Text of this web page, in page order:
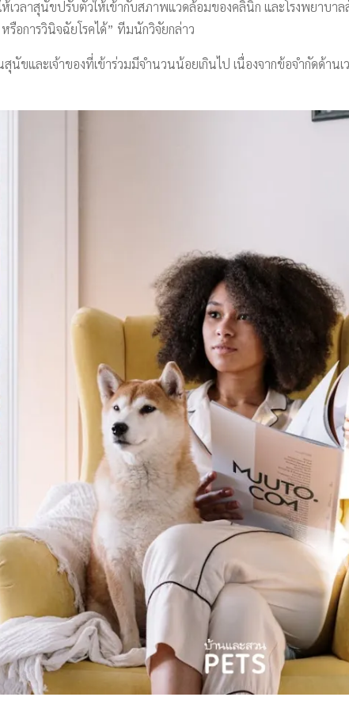
เวลาสุนัขปรับตัวให้เข้ากับสภาพแวดล้อมของคลินิก และโรงพยาบ
รือการวินิจฉัยโรคได้” ทีมนักวิจัยกล่าว
นัขและเจ้าของที่เข้าร่วมมีจำนวนน้อยเกินไป เนื่องจากข้อจำกัดด้าน